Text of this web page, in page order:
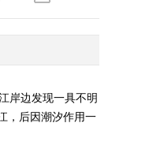
岸边发现一具不明
，后因潮汐作用一